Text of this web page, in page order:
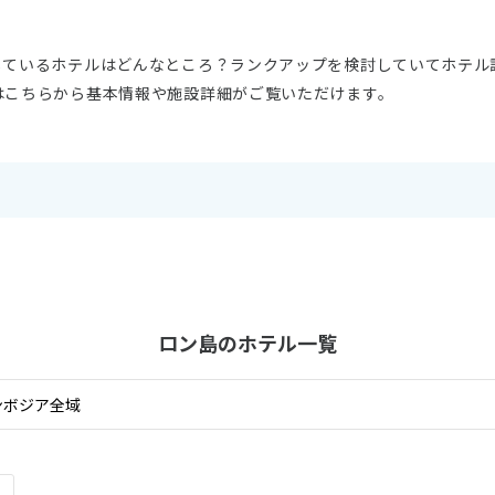
いるホテルはどんなところ？ランクアップを検討していてホテル
ちらから基本情報や施設詳細がご覧いただけます。
ロン島のホテル一覧